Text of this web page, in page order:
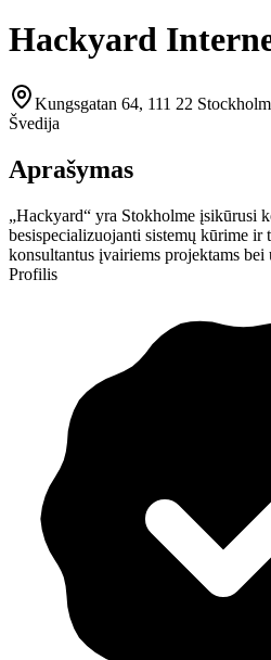
Hackyard
Kungsgatan 64, 111 22
Švedija
Aprašymas
„Hackyard“ yra Stokholme įsikūrusi
besispecializuojanti sistemų kūrime
konsultantus įvairiems projektams bei
Profilis